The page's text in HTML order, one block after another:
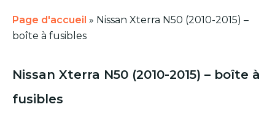
Page d'accueil » Nissan Xterra N50 (2010-2015) –
boîte à fusibles
Nissan Xterra N50 (2010-2015) – boîte à
fusibles